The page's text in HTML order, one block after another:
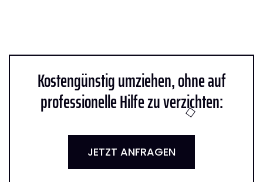
Kostengünstig umziehen, ohne auf
professionelle Hilfe zu verzichten:
JETZT ANFRAGEN